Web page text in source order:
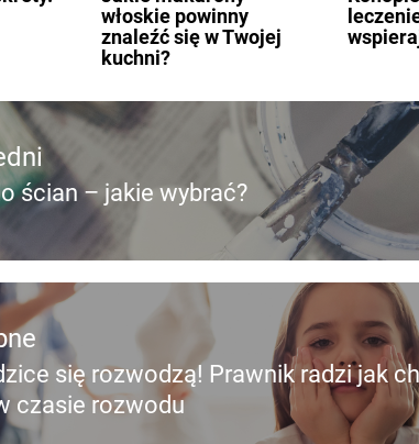
włoskie powinny
znaleźć się w Twojej
kuchni?
ścian – jakie wybrać?
się rozwodzą! Prawnik radzi jak
czasie rozwodu